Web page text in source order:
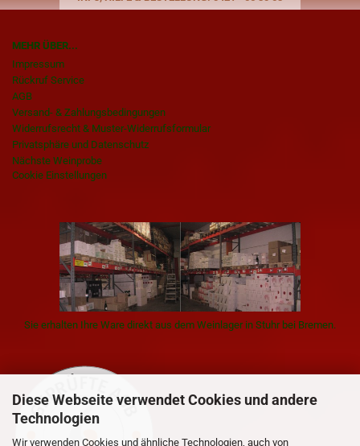
Diese Webseite verwendet Cookies und andere
Technologien
Wir verwenden Cookies und ähnliche Technologien, auch von
MEHR ÜBER...
Impressum
Rückruf Service
AGB
Versand- & Zahlungsbedingungen
Widerrufsrecht & Muster-Widerrufsformular
Privatsphäre und Datenschutz
Nächste Weinprobe
Cookie Einstellungen
Sie erhalten Ihre Ware direkt aus dem Weinlager in Stuhr bei Bremen.